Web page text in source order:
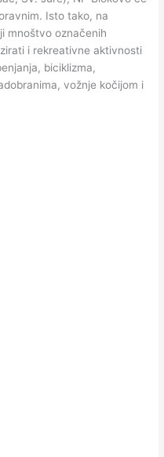
Isto tako, na
mnoštvo označenih
i rekreativne aktivnosti
biciklizma,
vožnje kočijom i